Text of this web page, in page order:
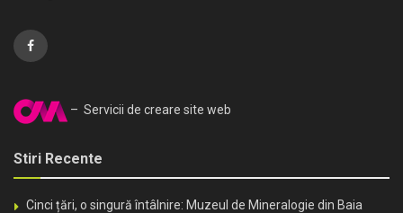
– Servicii de creare site web
Stiri Recente
Cinci țări, o singură întâlnire: Muzeul de Mineralogie din Baia